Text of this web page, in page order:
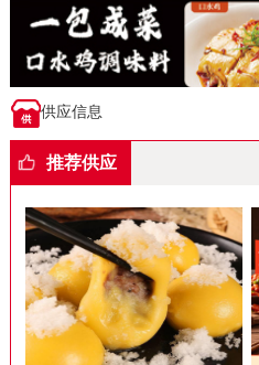
供应信息
推荐供应